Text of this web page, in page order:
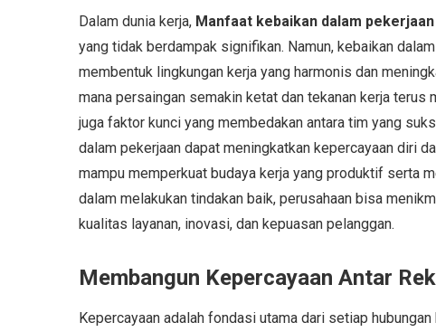
Dalam dunia kerja, Manfaat kebaikan dalam pekerjaan
yang tidak berdampak signifikan. Namun, kebaikan
membentuk lingkungan kerja yang harmonis dan
mana persaingan semakin ketat dan tekanan kerja terus
juga faktor kunci yang membedakan antara tim yang
dalam pekerjaan dapat meningkatkan kepercayaan diri
mampu memperkuat budaya kerja yang produktif serta
dalam melakukan tindakan baik, perusahaan bisa
kualitas layanan, inovasi, dan kepuasan pelanggan.
Membangun Kepercayaan Antar
Kepercayaan adalah fondasi utama dari setiap